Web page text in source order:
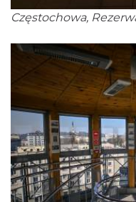
Częstochowa,